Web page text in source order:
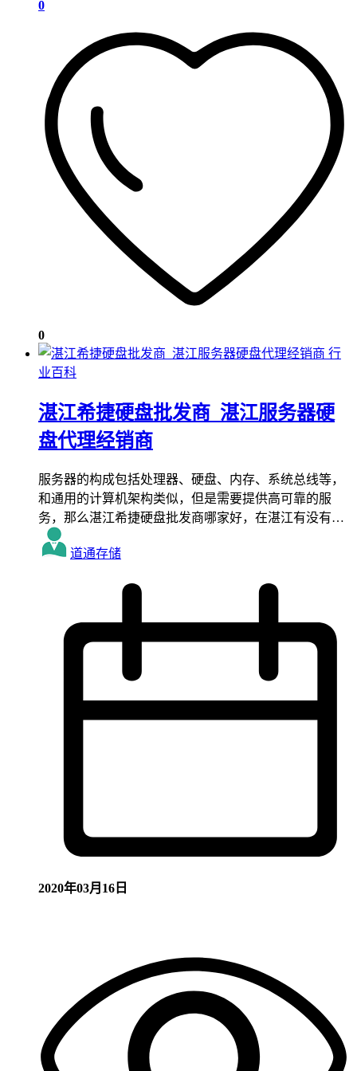
0
0
行
业百科
湛江希捷硬盘批发商_湛江服务器硬
盘代理经销商
服务器的构成包括处理器、硬盘、内存、系统总线等，
和通用的计算机架构类似，但是需要提供高可靠的服
务，那么湛江希捷硬盘批发商哪家好，在湛江有没有…
道通存储
2020年03月16日